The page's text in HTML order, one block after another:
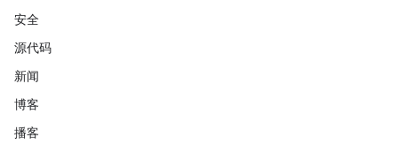
安全
源代码
新闻
博客
播客